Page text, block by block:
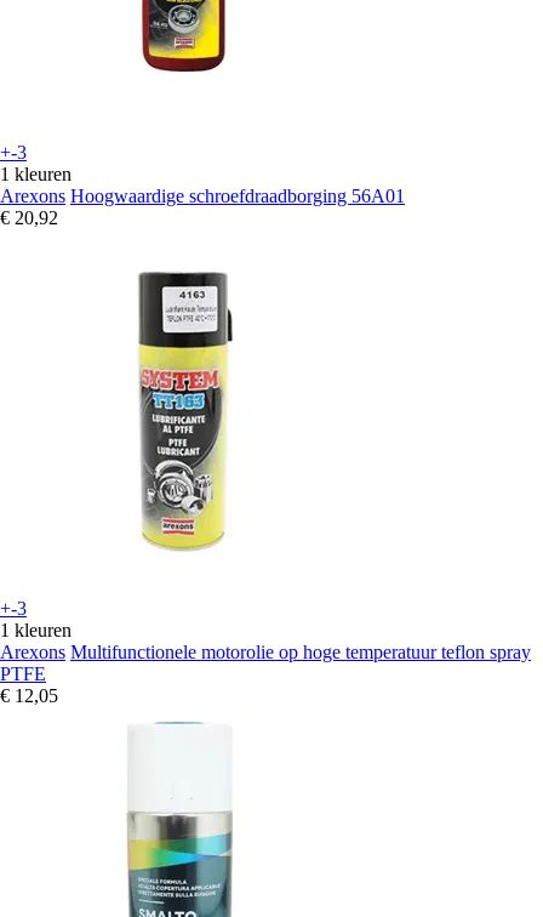
+-3
1 kleuren
Arexons Hoogwaardige schroefdraadborging 56A01
€ 20,92
+-3
1 kleuren
Arexons Multifunctionele motorolie op hoge temperatuur teflon spray
PTFE
€ 12,05